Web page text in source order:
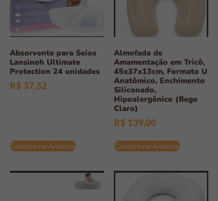
Absorvente para Seios
Lansinoh Ultimate
Protection 24 unidades
R$ 37,32
Compre na Amazon
Almofada de
Amamentação em Tricô,
45x37x13cm, Formato U
Anatômico, Enchimento
Siliconado,
Hipoalergênico (Bege
Claro)
R$ 139,00
Compre na Amazon